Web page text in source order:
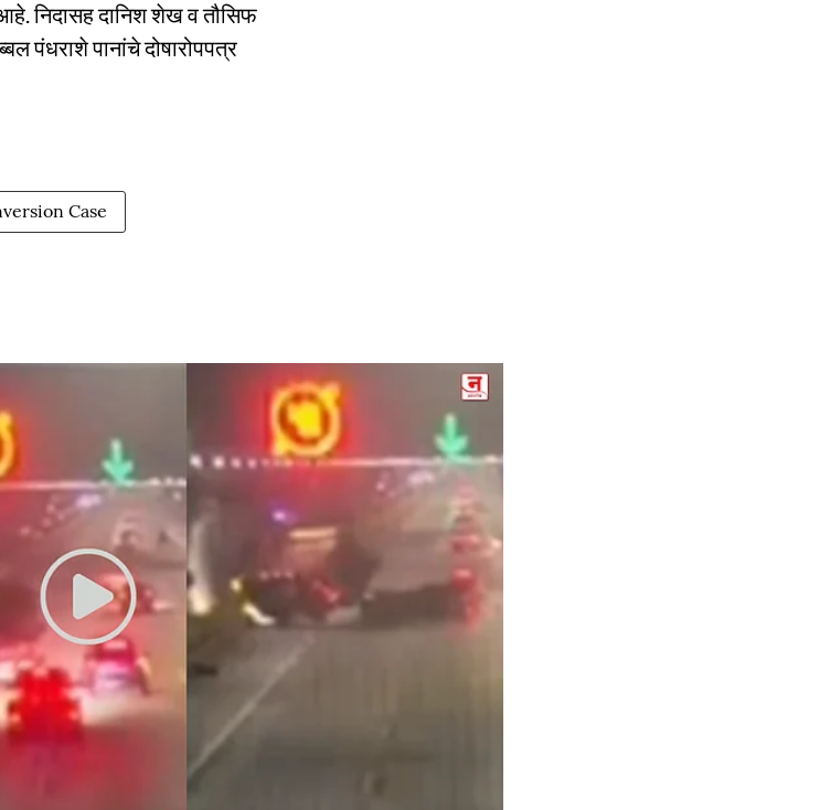
निदासह दानिश शेख व तौसिफ
पंधराशे पानांचे दोषारोपपत्र
Case